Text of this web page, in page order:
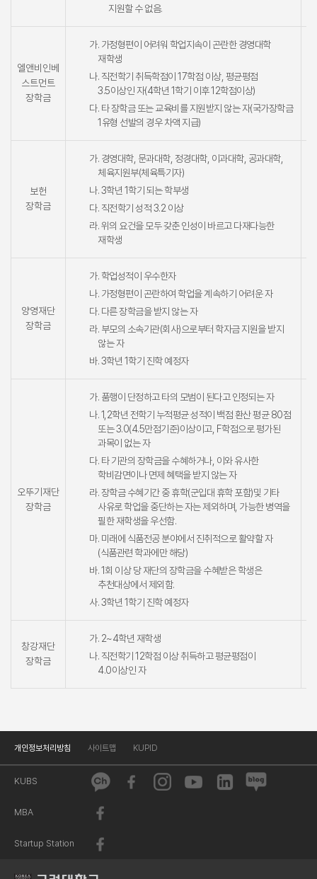
지원할 수 없음.
엘앤비인베
스트먼트
장학금
가. 가정형편이 어려워 학업지속이 곤란한 경영대학
재학생
나. 직전학기 취득학점이 17학점 이상, 평균평점
3.5이상인 자(4학년 1학기 이후 12학점이상)
다. 타 장학금 또는 교육비를 지원받지 않는 자(국가장학금
1유형 선발의 경우 차액 지급)
보헌
장학금
가. 경영대학, 문과대학, 정경대학, 이과대학, 공과대학,
체육지원부(체육특기자)
나. 3학년 1학기 되는 학부생
다. 직전학기 성적 3.2 이상
라. 위의 요건을 모두 갖춘 인성이 바르고 다재다능한
재학생
양영재단
장학금
가. 학업성적이 우수한자
나. 가정형편이 곤란하여 학업을 계속하기 어려운 자
다. 다른 장학금을 받지 않는 자
라. 부모의 소속기관(회사)으로부터 학자금 지원을 받지
않는 자
바. 3학년 1학기 진학 예정자
오뚜기재단
장학금
가. 품행이 단정하고 타의 모범이 된다고 인정되는 자
나. 1,2학년 전학기 누적평균 성적이 백점 환산 평균 80점
또는 3.0(4.5만점기준)이상이고, F학점으로 평가된
과목이 없는 자
다. 타 기관의 장학금을 수혜하거나, 이와 유사한
학비감면이나 면제 혜택을 받지 않는 자
라. 장학금 수혜기간 중 휴학(군입대 휴학 포함)및 기타
사유로 학업을 중단하는 자는 제외하며, 가능한 병역을
필한 재학생을 우선함.
마. 미래에 식품전공 분야에서 진취적으로 활약할 자
(식품관련 학과에만 해당)
바. 1회 이상 당 재단의 장학금을 수혜받은 학생은
추천대상에서 제외함.
사. 3학년 1학기 진학 예정자
창강재단
장학금
가. 2~4학년 재학생
나. 직전학기 12학점 이상 취득하고 평균평점이
4.0이상인 자
개인정보처리방침 사이트맵 KUPID
KUBS
MBA
Startup Station